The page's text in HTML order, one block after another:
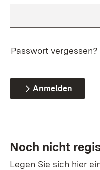
Passwort vergessen?
Anmelden
Noch nicht
Legen Sie sich hier